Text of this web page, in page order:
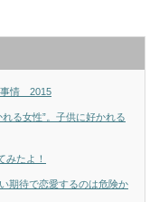
事情 2015
る女性”。子供に好かれる
みたよ！
期待で恋愛するのは危険か